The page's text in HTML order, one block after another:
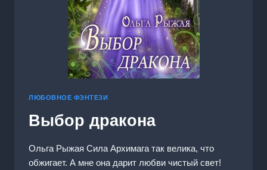
ЛЮБОВНОЕ ФЭНТЕЗИ
Выбор дракона
Ольга Рыжая Сила Архимага так велика, что
обжигает. А мне она дарит любви чистый свет!